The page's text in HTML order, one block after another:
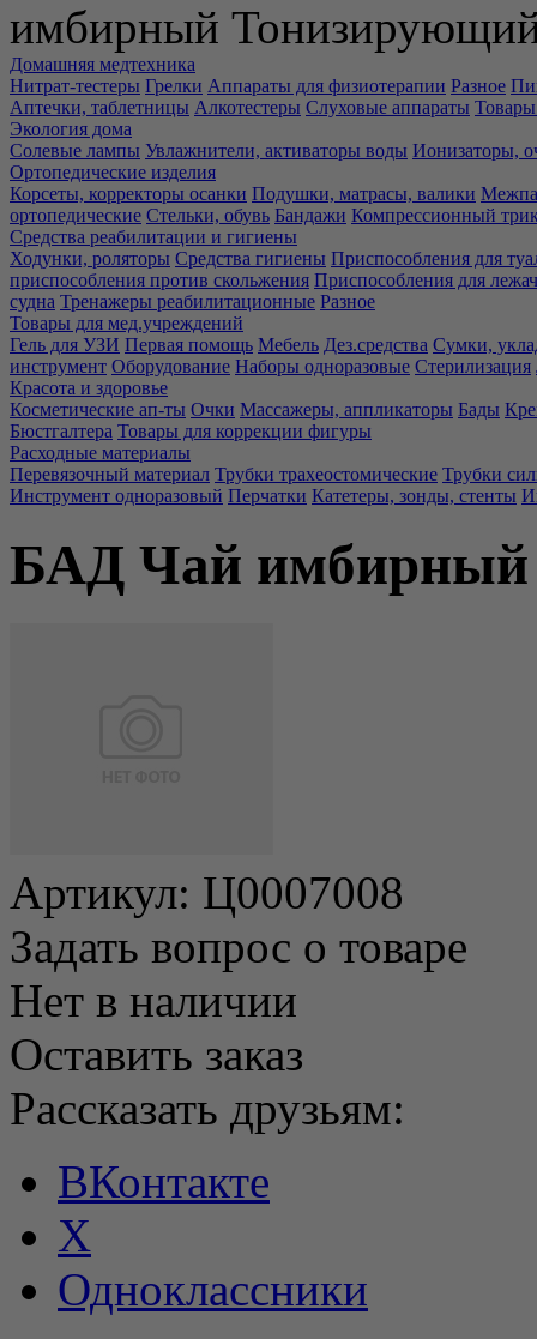
имбирный
Домашняя медтехника
Нитрат-тестеры Грелки Аппараты для физиотерапии Разное
Аптечки, таблетницы Алкотестеры Слуховые аппараты Товары
Экология дома
Солевые лампы Увлажнители, активаторы воды Ионизаторы,
Ортопедические изделия
Корсеты, корректоры осанки Подушки, матрасы, валики
ортопедические Стельки, обувь Бандажи Компрессионный
Средства реабилитации и гигиены
Ходунки, роляторы Средства гигиены Приспособления для
приспособления против скольжения Приспособления для
судна Тренажеры реабилитационные Разное
Товары для мед.учреждений
Гель для УЗИ Первая помощь Мебель Дез.средства Сумки,
инструмент Оборудование Наборы одноразовые Стерилизация
Красота и здоровье
Косметические ап-ты Очки Массажеры, аппликаторы Бады
Бюстгалтера Товары для коррекции фигуры
Расходные материалы
Перевязочный материал Трубки трахеостомические Трубки
Инструмент одноразовый Перчатки Катетеры, зонды, стенты
БАД Чай
Артикул: Ц0007008
Задать вопрос о товаре
Нет в наличии
Оставить заказ
Рассказать друзьям:
ВКонтакте
X
Одноклассники